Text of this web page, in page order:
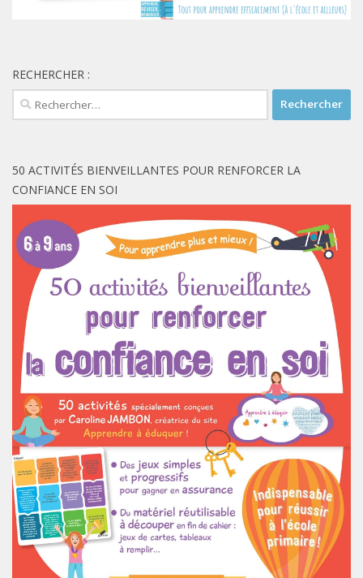
RECHERCHER :
Rechercher :
50 ACTIVITÉS BIENVEILLANTES POUR RENFORCER LA
CONFIANCE EN SOI